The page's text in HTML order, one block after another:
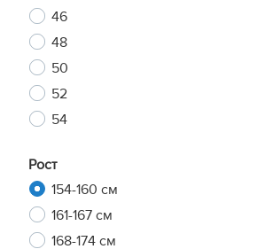
46
48
50
52
54
Рост
154-160 см
161-167 см
168-174 см